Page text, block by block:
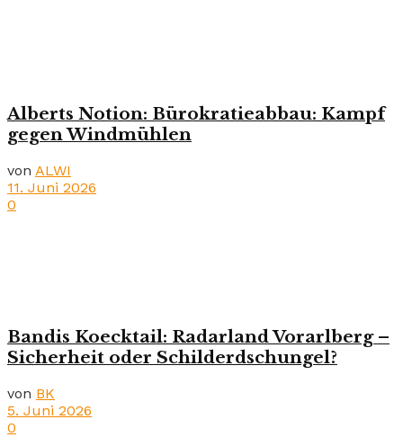
Alberts Notion: Bürokratieabbau: Kampf
gegen Windmühlen
von ALWI
11. Juni 2026
0
Bandis Koecktail: Radarland Vorarlberg –
Sicherheit oder Schilderdschungel?
von BK
5. Juni 2026
0